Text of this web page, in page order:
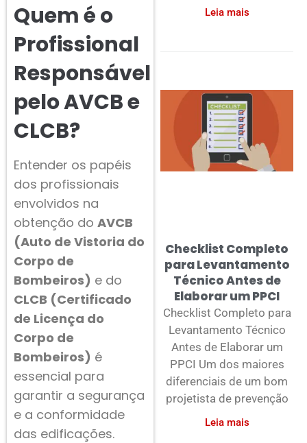
Quem é o
Profissional
Responsável
pelo AVCB e
CLCB?
Entender os papéis
dos profissionais
envolvidos na
obtenção do AVCB
(Auto de Vistoria do
Corpo de
Bombeiros) e do
CLCB (Certificado
de Licença do
Corpo de
Bombeiros) é
essencial para
garantir a segurança
e a conformidade
das edificações.
Leia mais
Checklist Completo
para Levantamento
Técnico Antes de
Elaborar um PPCI
Checklist Completo para
Levantamento Técnico
Antes de Elaborar um
PPCI Um dos maiores
diferenciais de um bom
projetista de prevenção
Leia mais